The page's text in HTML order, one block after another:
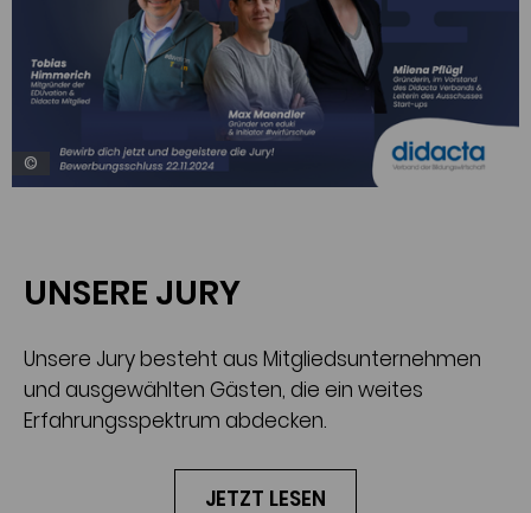
©
UNSERE JURY
Unsere Jury besteht aus Mitgliedsunternehmen
und ausgewählten Gästen, die ein weites
Erfahrungsspektrum abdecken.
JETZT LESEN